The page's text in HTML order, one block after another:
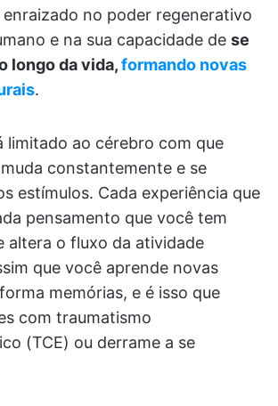
no poder regenerativo
e na sua capacidade de se
longo da vida,formando novas
.
limitado ao cérebro com que
constantemente e se
estímulos. Cada experiência que
pensamento que você tem
altera o fluxo da atividade
que você aprende novas
memórias, e é isso que
com traumatismo
(TCE) ou derrame a se